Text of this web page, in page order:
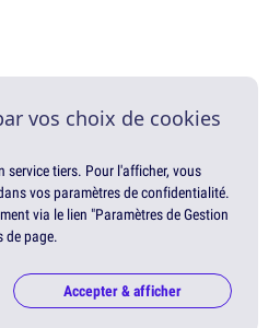
vos choix de cookies
service tiers. Pour l'afficher, vous
vos paramètres de confidentialité.
via le lien "Paramètres de Gestion
de page.
Accepter & afficher